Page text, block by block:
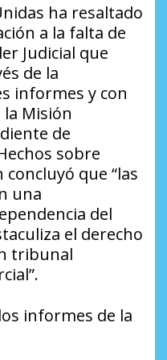
ha resaltado
a la falta de
Judicial que
de la
informes y con
la Misión
de
sobre
que “las
una
del
el derecho
tribunal
informes de la